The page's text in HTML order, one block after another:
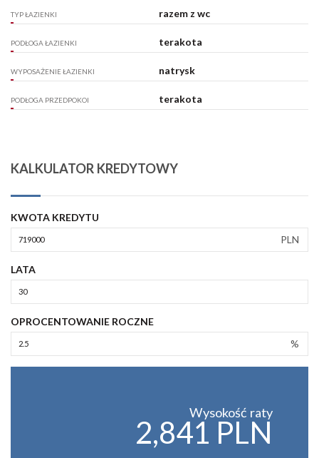
TYP ŁAZIENKI razem z wc
PODŁOGA ŁAZIENKI terakota
WYPOSAŻENIE ŁAZIENKI natrysk
PODŁOGA PRZEDPOKOI terakota
KALKULATOR KREDYTOWY
KWOTA KREDYTU
PLN
LATA
OPROCENTOWANIE ROCZNE
%
Wysokość raty
2,841 PLN